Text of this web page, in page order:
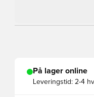
På lager online
Leveringstid: 2-4